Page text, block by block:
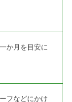
か月を目安に
フなどにかけ